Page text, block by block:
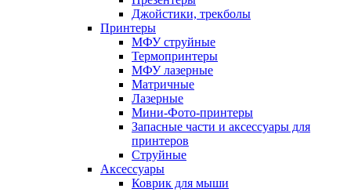
Джойстики, трекболы
Принтеры
МФУ струйные
Термопринтеры
МФУ лазерные
Матричные
Лазерные
Мини-Фото-принтеры
Запасные части и аксессуары для
принтеров
Струйные
Аксессуары
Коврик для мыши